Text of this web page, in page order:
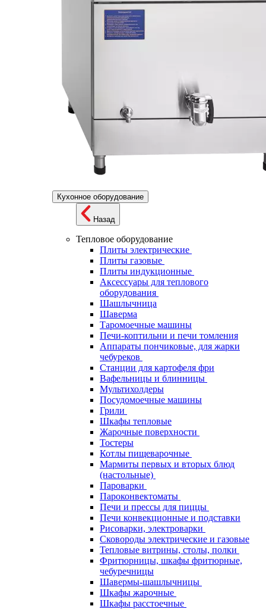
Кухонное оборудование
Назад
Тепловое оборудование
Плиты электрические
Плиты газовые
Плиты индукционные
Аксессуары для теплового
оборудования
Шашлычница
Шаверма
Таромоечные машины
Печи-коптильни и печи томления
Аппараты пончиковые, для жарки
чебуреков
Станции для картофеля фри
Вафельницы и блинницы
Мультихолдеры
Посудомоечные машины
Грили
Шкафы тепловые
Жарочные поверхности
Тостеры
Котлы пищеварочные
Мармиты первых и вторых блюд
(настольные)
Пароварки
Пароконвектоматы
Печи и прессы для пиццы
Печи конвекционные и подставки
Рисоварки, электроварки
Сковороды электрические и газовые
Тепловые витрины, столы, полки
Фритюрницы, шкафы фритюрные,
чебуречницы
Шавермы-шашлычницы
Шкафы жарочные
Шкафы расстоечные